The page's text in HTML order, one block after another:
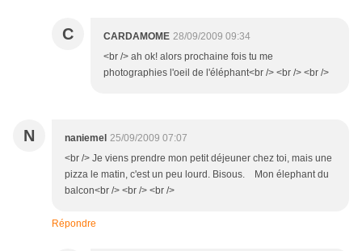
C CARDAMOME 28/09/2009 09:34
<br /> ah ok! alors prochaine fois tu me
photographies l'oeil de l'éléphant<br /> <br /> <br />
N naniemel 25/09/2009 07:07
<br /> Je viens prendre mon petit déjeuner chez toi, mais une
pizza le matin, c'est un peu lourd. Bisous. Mon élephant du
balcon<br /> <br /> <br />
Répondre